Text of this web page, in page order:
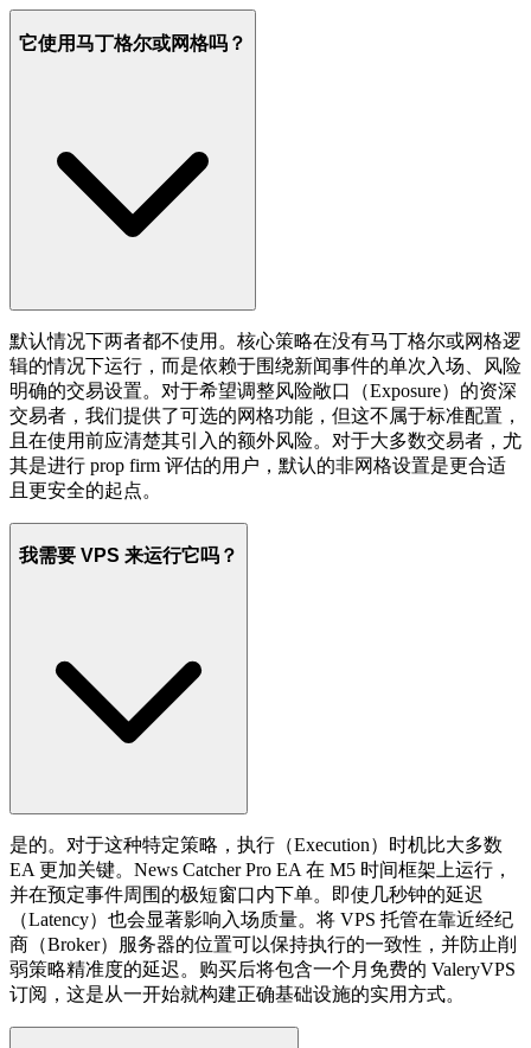
它使用马丁格尔或网格吗？
默认情况下两者都不使用。核心策略在没有马丁格尔或网格逻
辑的情况下运行，而是依赖于围绕新闻事件的单次入场、风险
明确的交易设置。对于希望调整风险敞口（Exposure）的资深
交易者，我们提供了可选的网格功能，但这不属于标准配置，
且在使用前应清楚其引入的额外风险。对于大多数交易者，尤
其是进行 prop firm 评估的用户，默认的非网格设置是更合适
且更安全的起点。
我需要 VPS 来运行它吗？
是的。对于这种特定策略，执行（Execution）时机比大多数
EA 更加关键。News Catcher Pro EA 在 M5 时间框架上运行，
并在预定事件周围的极短窗口内下单。即使几秒钟的延迟
（Latency）也会显著影响入场质量。将 VPS 托管在靠近经纪
商（Broker）服务器的位置可以保持执行的一致性，并防止削
弱策略精准度的延迟。购买后将包含一个月免费的 ValeryVPS
订阅，这是从一开始就构建正确基础设施的实用方式。